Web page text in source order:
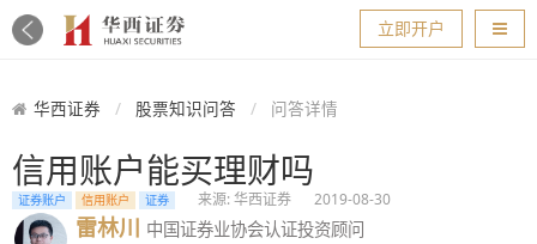
导航
立即开户
华西证券 股票知识问答 问答详情
信用账户能买理财吗
证券账户 信用账户 证券 来源: 华西证券 2019-08-30
雷林川 中国证券业协会认证投资顾问